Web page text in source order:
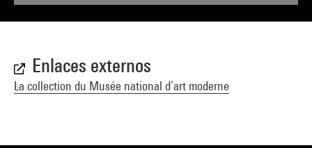
Enlaces externos
La collection du Musée national d’art moderne